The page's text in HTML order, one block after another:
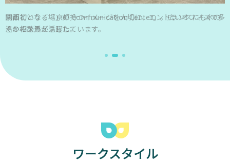
京都という「場」の持つイメージを大切に、エントランスにも木の
温かみを添えました。
ワークスタイル
相
談
相
い